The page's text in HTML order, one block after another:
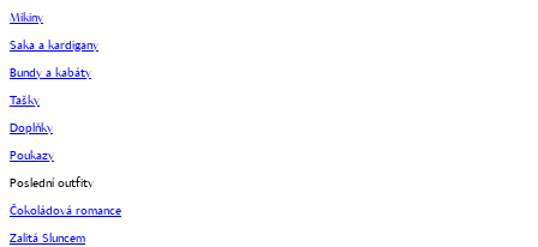
Mikiny
Saka a kardigany
Bundy a kabáty
Tašky
Doplňky
Poukazy
Poslední outfity
Čokoládová romance
Zalitá Sluncem